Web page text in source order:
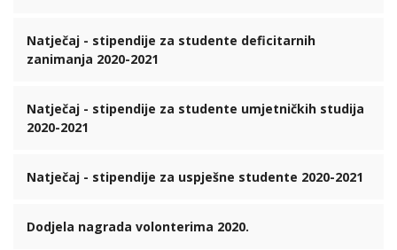
Natječaj - stipendije za studente deficitarnih
zanimanja 2020-2021
Natječaj - stipendije za studente umjetničkih studija
2020-2021
Natječaj - stipendije za uspješne studente 2020-2021
Dodjela nagrada volonterima 2020.